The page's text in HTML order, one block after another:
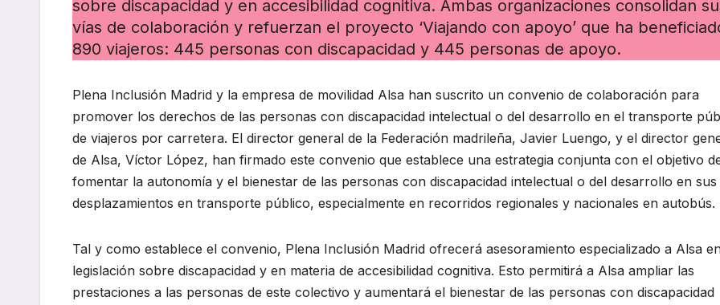
sobre discapacidad y en accesibilidad cognitiva. Ambas organizaciones consolidan
vías de colaboración y refuerzan el proyecto ‘Viajando con apoyo’ que ha
890 viajeros: 445 personas con discapacidad y 445 personas de apoyo.
Plena Inclusión Madrid y la empresa de movilidad Alsa han suscrito un convenio de colaboración para
promover los derechos de las personas con discapacidad intelectual o del desarrollo en el transporte
de viajeros por carretera. El director general de la Federación madrileña, Javier Luengo, y el director
de Alsa, Víctor López, han firmado este convenio que establece una estrategia conjunta con el objetivo
fomentar la autonomía y el bienestar de las personas con discapacidad intelectual o del desarrollo en sus
desplazamientos en transporte público, especialmente en recorridos regionales y nacionales en autobús.
Tal y como establece el convenio, Plena Inclusión Madrid ofrecerá asesoramiento especializado a Alsa
legislación sobre discapacidad y en materia de accesibilidad cognitiva. Esto permitirá a Alsa ampliar las
prestaciones a las personas de este colectivo y aumentará el bienestar de las personas con discapacidad